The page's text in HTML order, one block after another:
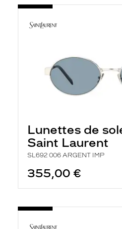
Lunettes de
Saint Laurent
SL692 006 ARGENT IMP
355,00 €